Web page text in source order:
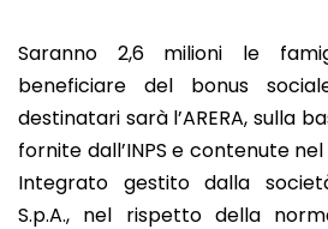
Saranno 2,6 milioni le
beneficiare del bonus
destinatari sarà l’ARERA, sulla
fornite dall’INPS e contenute
Integrato gestito dalla
S.p.A., nel rispetto della